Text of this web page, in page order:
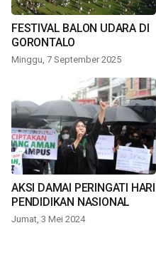
FESTIVAL BALON UDARA DI
GORONTALO
Minggu, 7 September 2025
AKSI DAMAI PERINGATI HARI
PENDIDIKAN NASIONAL
Jumat, 3 Mei 2024